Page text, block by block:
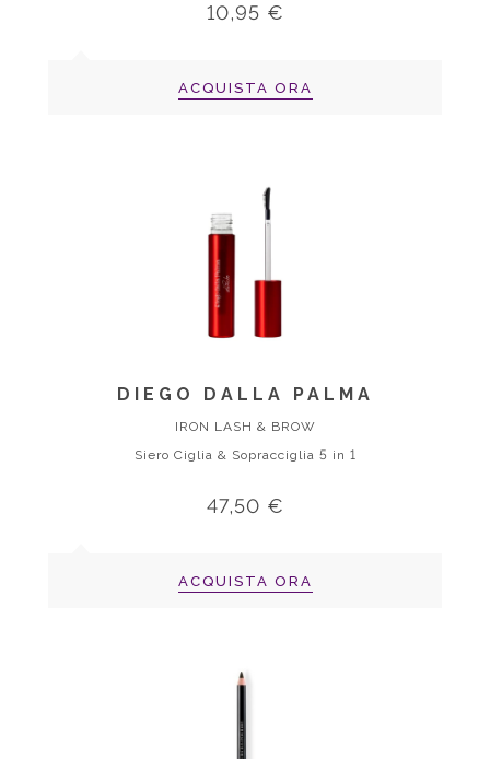
10,95 €
ACQUISTA ORA
DIEGO DALLA PALMA
IRON LASH & BROW
Siero Ciglia & Sopracciglia 5 in 1
47,50 €
ACQUISTA ORA